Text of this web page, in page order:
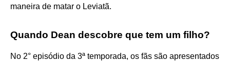
maneira de matar o Leviatã.
Quando Dean descobre que tem um filho?
No 2° episódio da 3ª temporada, os fãs são apresentados